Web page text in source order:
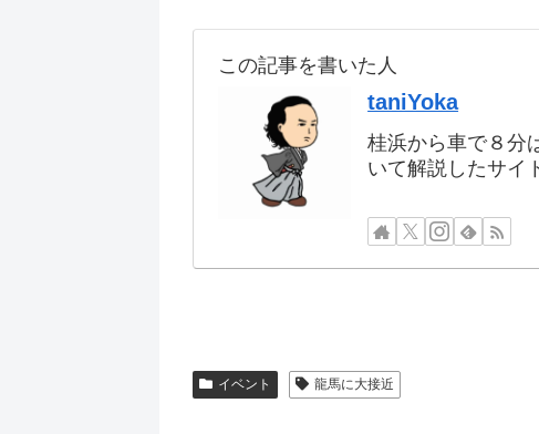
この記事を書いた人
taniYoka
桂浜から車で８分
いて解説したサイ
イベント 龍馬に大接近